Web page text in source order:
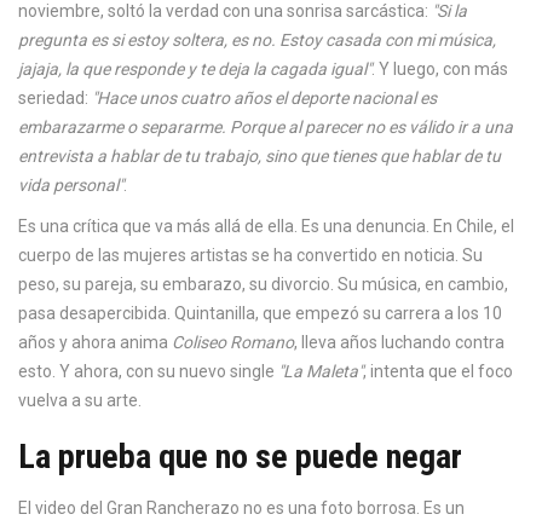
noviembre, soltó la verdad con una sonrisa sarcástica: "Si la
pregunta es si estoy soltera, es no. Estoy casada con mi música,
jajaja, la que responde y te deja la cagada igual". Y luego, con más
seriedad: "Hace unos cuatro años el deporte nacional es
embarazarme o separarme. Porque al parecer no es válido ir a una
entrevista a hablar de tu trabajo, sino que tienes que hablar de tu
vida personal".
Es una crítica que va más allá de ella. Es una denuncia. En Chile, el
cuerpo de las mujeres artistas se ha convertido en noticia. Su
peso, su pareja, su embarazo, su divorcio. Su música, en cambio,
pasa desapercibida. Quintanilla, que empezó su carrera a los 10
años y ahora anima Coliseo Romano, lleva años luchando contra
esto. Y ahora, con su nuevo single "La Maleta", intenta que el foco
vuelva a su arte.
La prueba que no se puede negar
El video del Gran Rancherazo no es una foto borrosa. Es un